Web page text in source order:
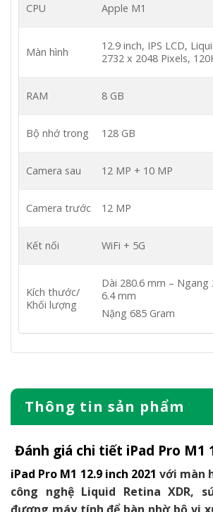
Thông tin sản phẩm
Đánh giá chi tiết iPad Pro M1
iPad Pro M1 12.9 inch 2021 với màn
công nghệ Liquid Retina XDR,
CPU Apple M1
Màn hình
12.9 inch, IPS LCD,
2732 x 2048 Pixels,
RAM 8 GB
Bộ nhớ trong 128 GB
Camera sau 12 MP + 10 MP
Camera trước 12 MP
Kết nối WiFi + 5G
Kích thước/
Khối lượng
Dài 280.6 mm – Ngang
6.4 mm
Nặng 685 Gram